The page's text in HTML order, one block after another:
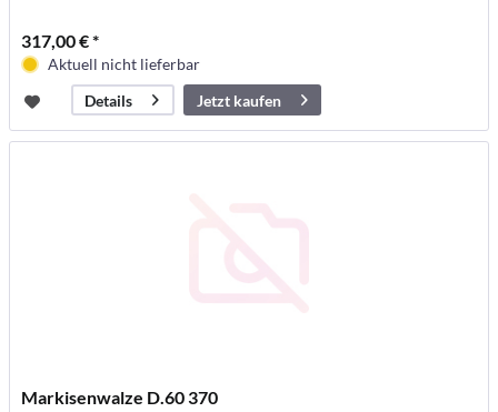
317,00 € *
Aktuell nicht lieferbar
Details
Jetzt kaufen
Markisenwalze D.60 370